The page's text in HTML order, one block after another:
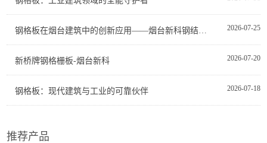
2026-07-25
钢格板在烟台建筑中的创新应用——烟台新科钢结构有限公司的专业之道
2026-07-20
新桥牌钢格栅板-烟台新科
2026-07-18
钢格板：现代建筑与工业的可靠伙伴
推荐产品